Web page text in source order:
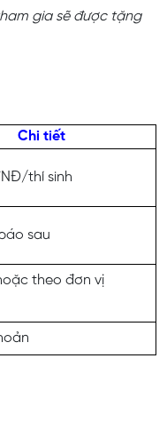
gia sẽ được tặng
Chi tiết
thí sinh
sau
theo đơn vị